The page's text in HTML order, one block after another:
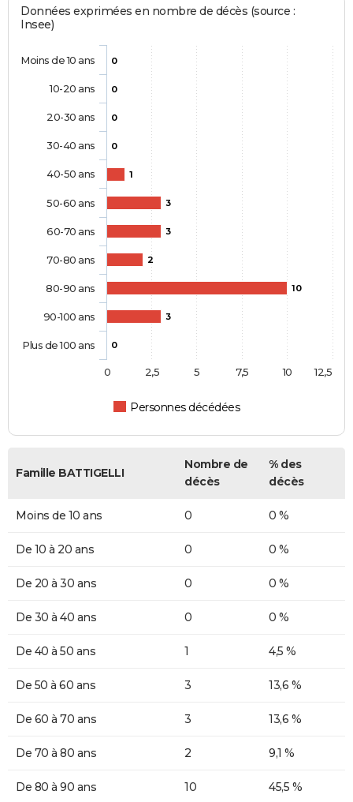
Données exprimées en nombre de décès (source :
Insee)
0
0
0
0
1
3
3
2
10
3
0
Personnes décédées
Moins de 10 ans
10-20 ans
20-30 ans
30-40 ans
40-50 ans
50-60 ans
60-70 ans
70-80 ans
80-90 ans
90-100 ans
Plus de 100 ans
0 10
2,5 5 7,5 12,5
Famille BATTIGELLI
Nombre de
décès
% des
décès
Moins de 10 ans 0 0 %
De 10 à 20 ans 0 0 %
De 20 à 30 ans 0 0 %
De 30 à 40 ans 0 0 %
De 40 à 50 ans 1 4,5 %
De 50 à 60 ans 3 13,6 %
De 60 à 70 ans 3 13,6 %
De 70 à 80 ans 2 9,1 %
De 80 à 90 ans 10 45,5 %